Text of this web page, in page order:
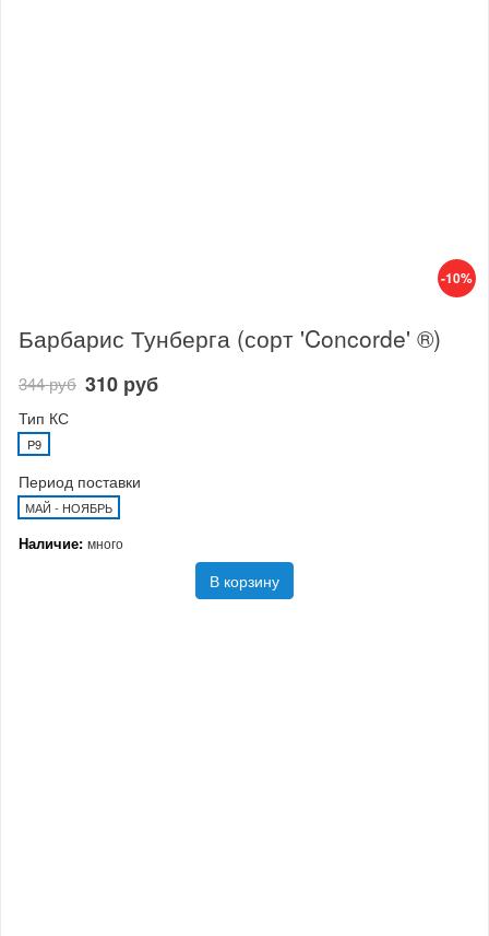
-10%
Барбарис Тунберга (сорт 'Concorde' ®)
344 руб 310 руб
Тип КС
P9
Период поставки
МАЙ - НОЯБРЬ
Наличие: много
В корзину